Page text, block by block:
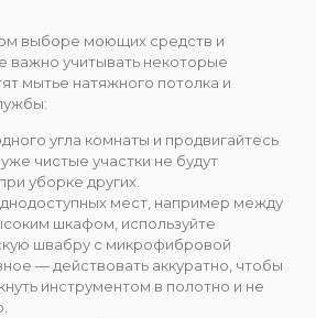
выборе моющих средств и
важно учитывать некоторые
мытье натяжного потолка и
угла комнаты и продвигайтесь
уже чистые участки не будут
уборке других.
мест, например между
шкафом, используйте
швабру с микрофибровой
— действовать аккуратно, чтобы
инструментом в полотно и не